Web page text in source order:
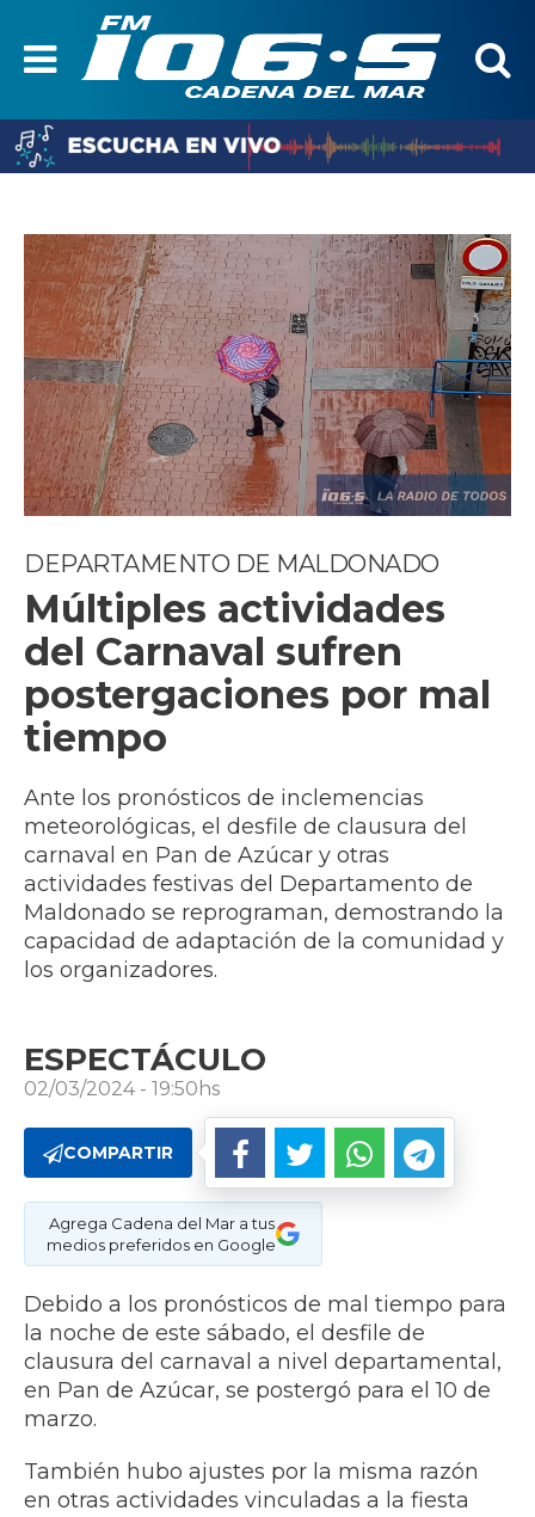
DEPARTAMENTO DE MALDONADO
Múltiples actividades
del Carnaval sufren
postergaciones por mal
tiempo
Ante los pronósticos de inclemencias
meteorológicas, el desfile de clausura del
carnaval en Pan de Azúcar y otras
actividades festivas del Departamento de
Maldonado se reprograman, demostrando la
capacidad de adaptación de la comunidad y
los organizadores.
ESPECTÁCULO
02/03/2024 - 19:50hs
COMPARTIR
Agrega Cadena del Mar a tus
medios preferidos en Google
Debido a los pronósticos de mal tiempo para
la noche de este sábado, el desfile de
clausura del carnaval a nivel departamental,
en Pan de Azúcar, se postergó para el 10 de
marzo.
También hubo ajustes por la misma razón
en otras actividades vinculadas a la fiesta